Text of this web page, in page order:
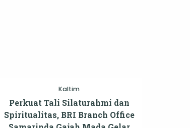
Kaltim
Perkuat Tali Silaturahmi dan
Spiritualitas, BRI Branch Office